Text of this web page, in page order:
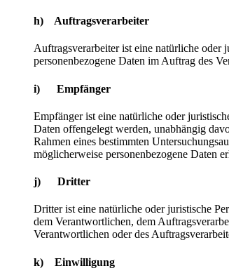
h) Auftragsverarbeiter
Auftragsverarbeiter ist eine natürliche oder
personenbezogene Daten im Auftrag des
i) Empfänger
Empfänger ist eine natürliche oder
Daten offengelegt werden, unabhängig
Rahmen eines bestimmten
möglicherweise personenbezogene Daten
j) Dritter
Dritter ist eine natürliche oder juristische
dem Verantwortlichen, dem
Verantwortlichen oder des
k) Einwilligung